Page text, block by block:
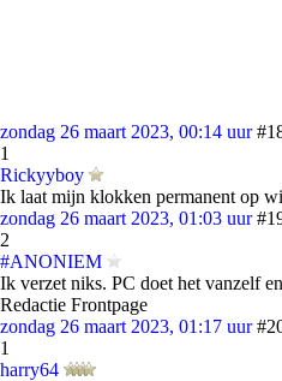
zondag 26 maart 2023, 00:14 uur
1
Rickyyboy
Ik laat mijn klokken permanent op
zondag 26 maart 2023, 01:03 uur
2
#ANONIEM
Ik verzet niks. PC doet het vanzelf
Redactie Frontpage
zondag 26 maart 2023, 01:17 uur
1
harry64